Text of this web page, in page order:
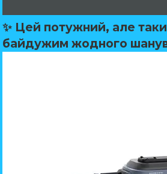
✨ Цей потужний, але
байдужим жодного